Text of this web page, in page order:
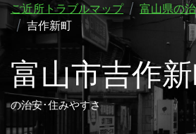
ご近所トラブルマップ 富山県の
吉作新町
富山市吉作
の治安･住みやすさ